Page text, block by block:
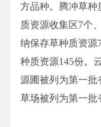
方品种。腾冲草种
质资源收集区7个
纳保存草种质资源
种质资源145份。
源圃被列为第一批
草场被列为第一批